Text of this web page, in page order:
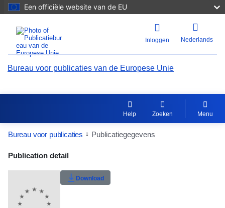
Een officiële website van de EU
Inloggen Nederlands
Bureau voor publicaties van de Europese Unie
Help Zoeken Menu
Bureau voor publicaties Publicatiegegevens
Publication Detail Actions Portlet
Gebruikerswaardering
Publication detail
Download